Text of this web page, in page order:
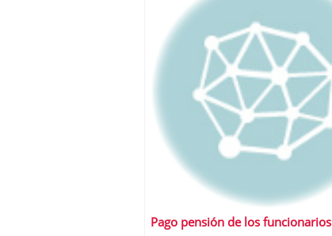
Pago pensión de los funcionarios